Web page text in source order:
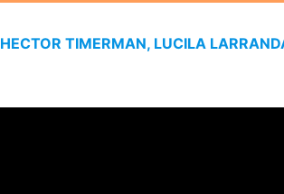
HECTOR TIMERMAN, LUCILA